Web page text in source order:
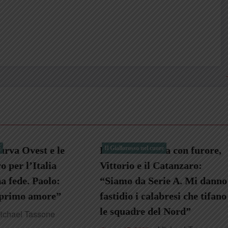
cuore
con furore,
Catanzaro:
Serie A. Mi danno
che tifano
del Nord”
Il Giallorosso nel cuore
Una Fiat 850 e il
insieme agli amici di
Gregorio: “Catanzaro,
ricordo di mio papà
Giugno 10, 2026 Michael